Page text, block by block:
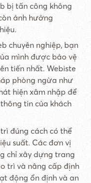
bị tấn công không
ảnh hưởng
chuyên nghiệp, bạn
mình được bảo vệ
tiến nhất. Webiste
phòng ngừa như
hiện xâm nhập để
tin của khách
đúng cách có thể
suất. Các đơn vị
chỉ xây dựng trang
trì và nâng cấp định
động ổn định và an